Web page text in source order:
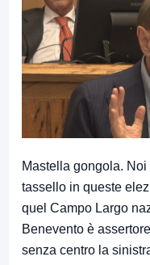
Mastella gongola.
tassello in queste
quel Campo Largo
Benevento è
senza centro la